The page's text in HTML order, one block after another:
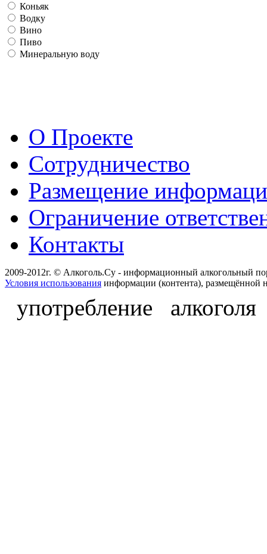
Коньяк
Водку
Вино
Пиво
Минеральную воду
О Проекте
Сотрудничество
Размещение
Ограничение
Контакты
2009-2012г. © Алкоголь.Су - информационный алкогольный
Условия использования информации (контента), размещённой
употребление